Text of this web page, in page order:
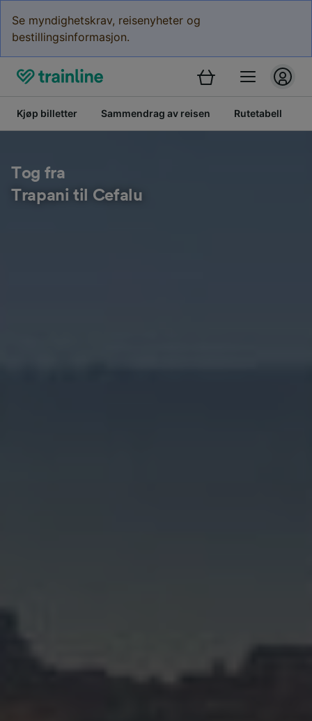
Se myndighetskrav, reisenyheter og
bestillingsinformasjon.
Kjøp billetter Sammendrag av reisen Rutetabell
Tog fra
Trapani til Cefalu